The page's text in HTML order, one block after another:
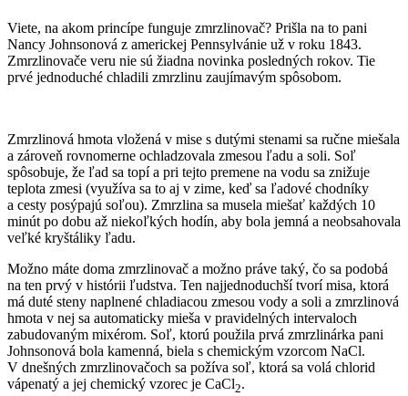
Viete, na akom princípe funguje zmrzlinovač? Prišla na to pani
Nancy Johnsonová z americkej Pennsylvánie už v roku 1843.
Zmrzlinovače veru nie sú žiadna novinka posledných rokov. Tie
prvé jednoduché chladili zmrzlinu zaujímavým spôsobom.
Zmrzlinová hmota vložená v mise s dutými stenami sa ručne miešala
a zároveň rovnomerne ochladzovala zmesou ľadu a soli. Soľ
spôsobuje, že ľad sa topí a pri tejto premene na vodu sa znižuje
teplota zmesi (využíva sa to aj v zime, keď sa ľadové chodníky
a cesty posýpajú soľou). Zmrzlina sa musela miešať každých 10
minút po dobu až niekoľkých hodín, aby bola jemná a neobsahovala
veľké kryštáliky ľadu.
Možno máte doma zmrzlinovač a možno práve taký, čo sa podobá
na ten prvý v histórii ľudstva. Ten najjednoduchší tvorí misa, ktorá
má duté steny naplnené chladiacou zmesou vody a soli a zmrzlinová
hmota v nej sa automaticky mieša v pravidelných intervaloch
zabudovaným mixérom. Soľ, ktorú použila prvá zmrzlinárka pani
Johnsonová bola kamenná, biela s chemickým vzorcom NaCl.
V dnešných zmrzlinovačoch sa požíva soľ, ktorá sa volá chlorid
vápenatý a jej chemický vzorec je CaCl2.